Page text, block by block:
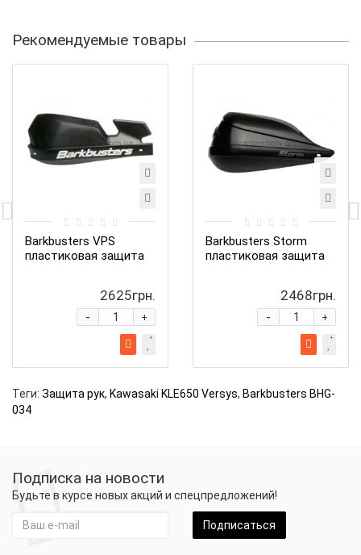
Рекомендуемые товары
Barkbusters VPS
пластиковая защита
2625грн.
+
-
Barkbusters Storm
пластиковая защита
2468грн.
+
-
Теги: Защита рук, Kawasaki KLE650 Versys, Barkbusters BHG-
034
Подписка на новости
Будьте в курсе новых акций и спецпредложений!
Подписаться